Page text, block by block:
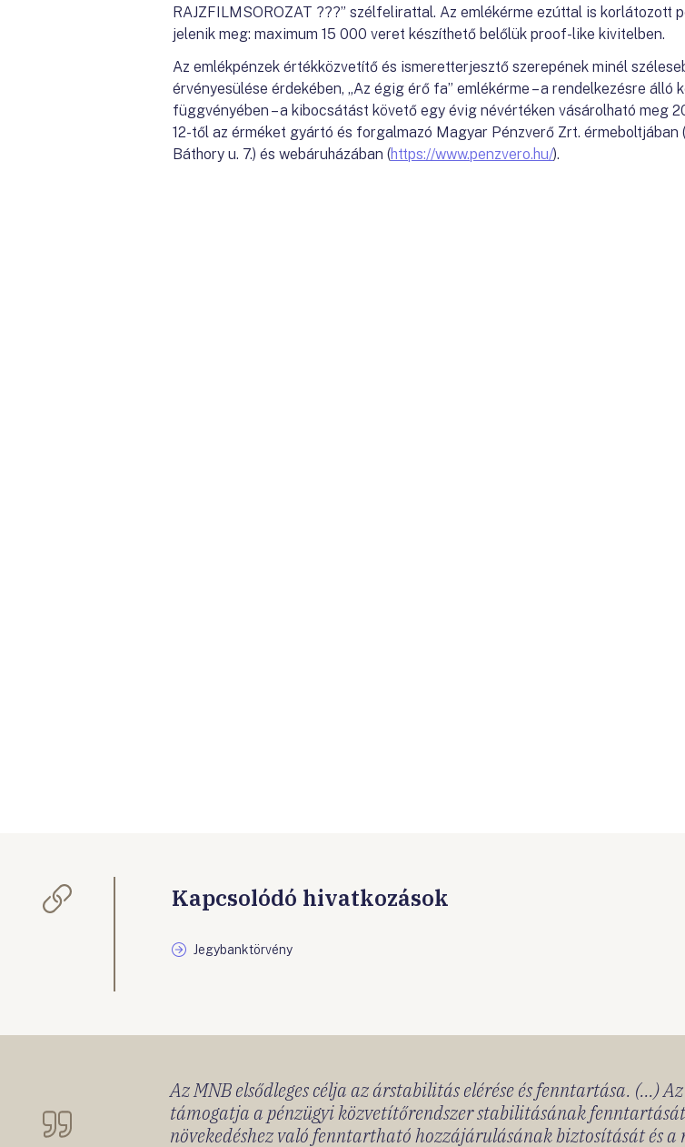
RAJZFILMSOROZAT ???” szélfelirattal. Az emlékérme ezúttal is korlátozott
jelenik meg: maximum 15 000 veret készíthető belőlük proof-like kivitelben.
Az emlékpénzek értékközvetítő és ismeretterjesztő szerepének minél
érvényesülése érdekében, „Az égig érő fa” emlékérme – a rendelkezésre álló
függvényében – a kibocsátást követő egy évig névértéken vásárolható meg
12-től az érméket gyártó és forgalmazó Magyar Pénzverő Zrt. érmeboltjában
Báthory u. 7.) és webáruházában (https://www.penzvero.hu/).
Kapcsolódó hivatkozások
Jegybanktörvény
Az MNB elsődleges célja az árstabilitás elérése és fenntartása. (...)
támogatja a pénzügyi közvetítőrendszer stabilitásának
növekedéshez való fenntartható hozzájárulásának biztosítását és a